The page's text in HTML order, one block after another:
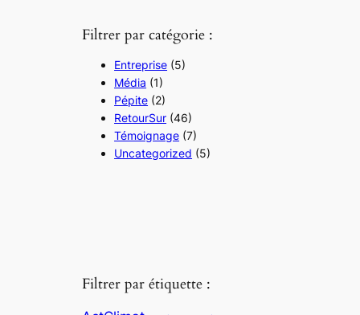
Filtrer par catégorie :
Entreprise (5)
Média (1)
Pépite (2)
RetourSur (46)
Témoignage (7)
Uncategorized (5)
Filtrer par étiquette :